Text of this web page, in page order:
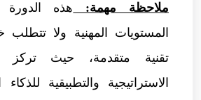
ملاحظة مهمة: هذه الدورة
المستويات المهنية ولا تتطلب
تقنية متقدمة، حيث تركز
الاستراتيجية والتطبيقية